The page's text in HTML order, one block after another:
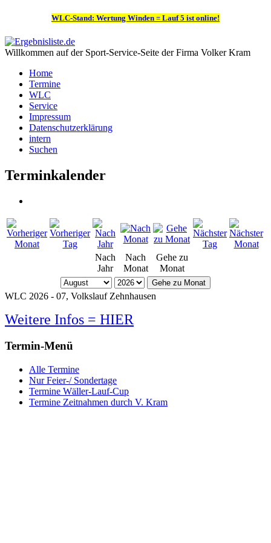
WLC-Stand: Wertung Winden = Lauf 5 ist online!
Willkommen auf der Sport-Service-Seite der Firma Volker Kram
Home
Termine
WLC
Service
Impressum
Datenschutzerklärung
intern
Suchen
Terminkalender
Nach
Jahr
Nach
Monat
Gehe zu
Monat
Gehe zu Monat
WLC 2026 - 07, Volkslauf Zehnhausen
Weitere Infos = HIER
Termin-Menü
Alle Termine
Nur Feier-/ Sondertage
Termine Wäller-Lauf-Cup
Termine Zeitnahmen durch V. Kram